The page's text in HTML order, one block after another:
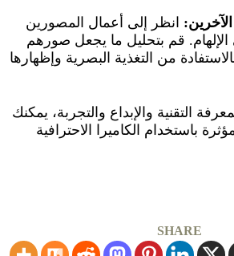
انظر إلى أعمال المصورين
قم بتحليل ما يجعل صورهم
من التغذية البصرية وإظهارها
التقنية والإبداع والتجربة، يمكنك
باستخدام الكاميرا الاحترافية
SHARE